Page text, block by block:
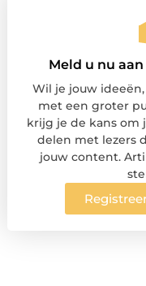
Meld u nu
Wil je jouw
met een groter
krijg je de kans om
delen met lezers
jouw content.